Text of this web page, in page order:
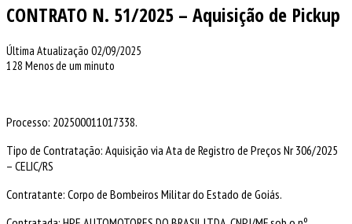
CONTRATO N. 51/2025 – Aquisição de Pickup
Última Atualização 02/09/2025
128 Menos de um minuto
Processo: 202500011017338.
Tipo de Contratação: Aquisição via Ata de Registro de Preços Nr 306/2025
– CELIC/RS
Contratante: Corpo de Bombeiros Militar do Estado de Goiás.